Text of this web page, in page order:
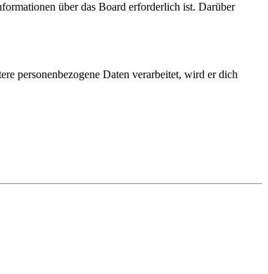
über das Board erforderlich ist. Darüber
personenbezogene Daten verarbeitet, wird er dich